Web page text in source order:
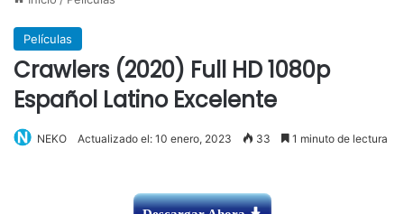
Películas
Crawlers (2020) Full HD 1080p
Español Latino Excelente
NEKO Actualizado el: 10 enero, 2023 33 1 minuto de lectura